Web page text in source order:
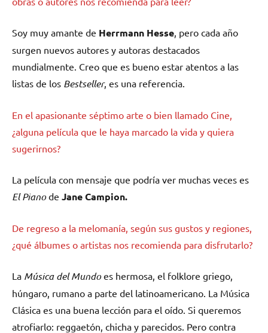
Soy muy amante de Herrmann Hesse , pero cada año
surgen nuevos autores y autoras destacados
mundialmente. Creo que es bueno estar atentos a las
listas de los Bestseller, es una referencia.
En el apasionante séptimo arte o bien llamado Cine,
¿alguna película que le haya marcado la vida y quiera
sugerirnos?
La película con mensaje que podría ver muchas veces es
El Pianode Jane Campion.
De regreso a la melomanía, según sus gustos y regiones,
¿qué álbumes o artistas nos recomienda para disfrutarlo?
La Música del Mundoes hermosa, el folklore griego,
húngaro, rumano a parte del latinoamericano. La Música
Clásica es una buena lección para el oído. Si queremos
atrofiarlo: reggaetón, chicha y parecidos. Pero contra